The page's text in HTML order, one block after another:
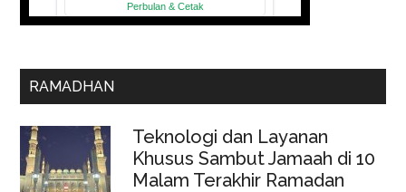
RAMADHAN
Teknologi dan Layanan
Khusus Sambut Jamaah di 10
Malam Terakhir Ramadan